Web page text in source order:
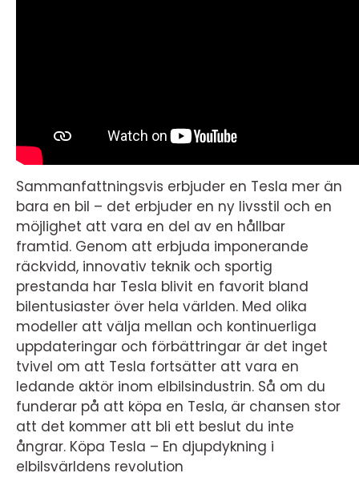
Sammanfattningsvis erbjuder en Tesla mer än
bara en bil – det erbjuder en ny livsstil och en
möjlighet att vara en del av en hållbar
framtid. Genom att erbjuda imponerande
räckvidd, innovativ teknik och sportig
prestanda har Tesla blivit en favorit bland
bilentusiaster över hela världen. Med olika
modeller att välja mellan och kontinuerliga
uppdateringar och förbättringar är det inget
tvivel om att Tesla fortsätter att vara en
ledande aktör inom elbilsindustrin. Så om du
funderar på att köpa en Tesla, är chansen stor
att det kommer att bli ett beslut du inte
ångrar. Köpa Tesla – En djupdykning i
elbilsvärldens revolution